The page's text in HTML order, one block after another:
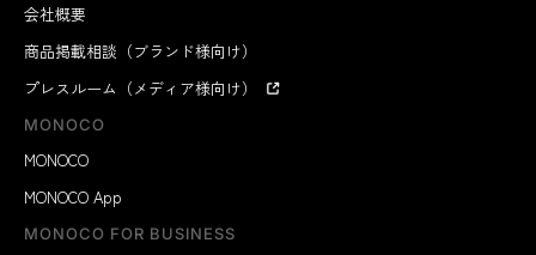
会社概要
商品掲載相談（ブランド様向け）
プレスルーム（メディア様向け）
MONOCO
MONOCO
MONOCO App
MONOCO FOR BUSINESS